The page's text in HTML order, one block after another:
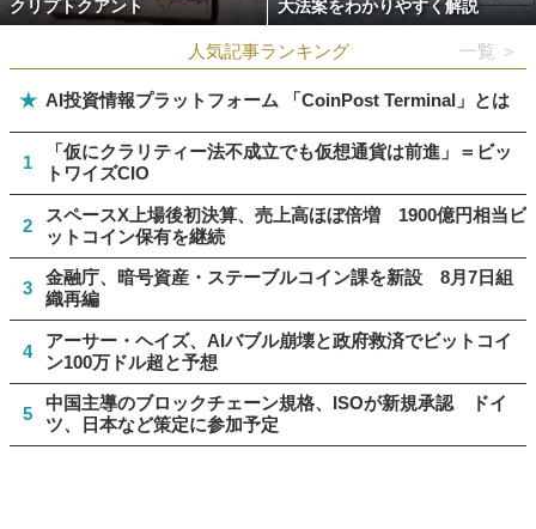
クリプトクアント
大法案をわかりやすく解説
人気記事ランキング 一覧 ＞
★ AI投資情報プラットフォーム 「CoinPost Terminal」とは
1
「仮にクラリティー法不成立でも仮想通貨は前進」＝ビッ
トワイズCIO
2
スペースX上場後初決算、売上高ほぼ倍増 1900億円相当ビ
ットコイン保有を継続
3
金融庁、暗号資産・ステーブルコイン課を新設 8月7日組
織再編
4
アーサー・ヘイズ、AIバブル崩壊と政府救済でビットコイ
ン100万ドル超と予想
5
中国主導のブロックチェーン規格、ISOが新規承認 ドイ
ツ、日本など策定に参加予定